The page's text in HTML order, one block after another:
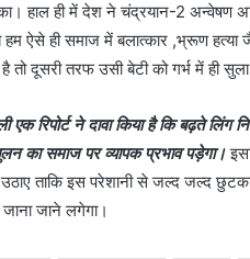
का। हाल ही में देश ने चंद्रयान-2 अन्वेषण
ऐसे ही समाज में बलात्कार ,भ्रूण
दूसरी तरफ उसी बेटी को गर्भ में ही सुला
एक रिपोर्ट ने दावा किया है कि बढ़ते
समाज पर व्यापक प्रभाव पड़ेगा।
ताकि इस परेशानी से जल्द जल्द
जाने लगेगा।